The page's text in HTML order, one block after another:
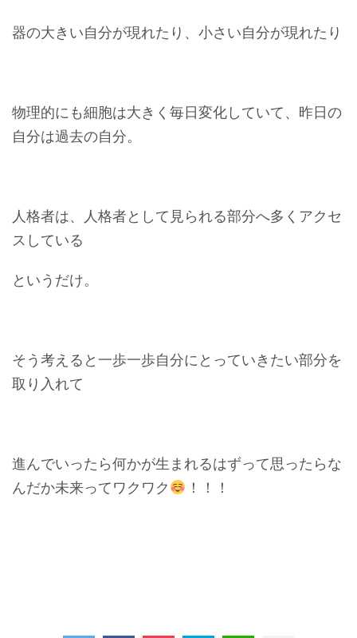
器の大きい自分が現れたり、小さい自分が現れたり
物理的にも細胞は大きく毎日変化していて、昨日の
自分は過去の自分。
人格者は、人格者として見られる部分へ多くアクセ
スしている
というだけ。
そう考えると一歩一歩自分にとっていきたい部分を
取り入れて
進んでいったら何かが生まれるはずって思ったらな
んだか未来ってワクワク
！！！